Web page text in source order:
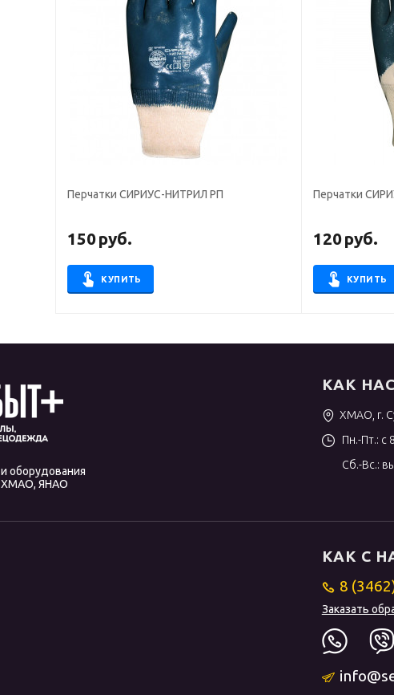
Перчатки СИРИУС-НИТРИЛ РП
150руб.
КУПИТЬ
Перчатки
120руб.
КУПИТЬ
оборудования
ХМАО, ЯНАО
КАК
ХМАО, г.
Пн.-Пт.: с
Сб.-Вс.:
КАК С
8
Заказать